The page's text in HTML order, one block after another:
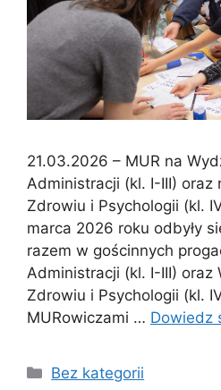
21.03.2026 – MUR na
Administracji (kl. I-III) oraz
Zdrowiu i Psychologii (kl.
marca 2026 roku odbyły
razem w gościnnych
Administracji (kl. I-III) oraz
Zdrowiu i Psychologii (kl.
MURowiczami … Dowiedz
Bez kategorii